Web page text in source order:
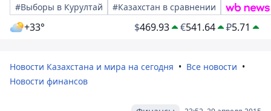
#Выборы в Курултай
#Казахстан в сравнении
+33° $469.93 €541.64 ₽5.71
Новости Казахстана и мира на сегодня
Все новости
Новости финансов